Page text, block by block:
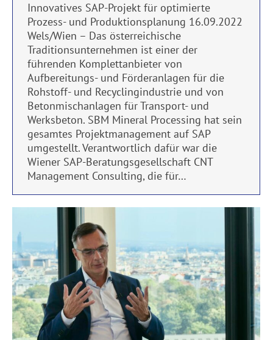
Innovatives SAP-Projekt für optimierte
Prozess- und Produktionsplanung 16.09.2022
Wels/Wien – Das österreichische
Traditionsunternehmen ist einer der
führenden Komplettanbieter von
Aufbereitungs- und Förderanlagen für die
Rohstoff- und Recyclingindustrie und von
Betonmischanlagen für Transport- und
Werksbeton. SBM Mineral Processing hat sein
gesamtes Projektmanagement auf SAP
umgestellt. Verantwortlich dafür war die
Wiener SAP-Beratungsgesellschaft CNT
Management Consulting, die für…